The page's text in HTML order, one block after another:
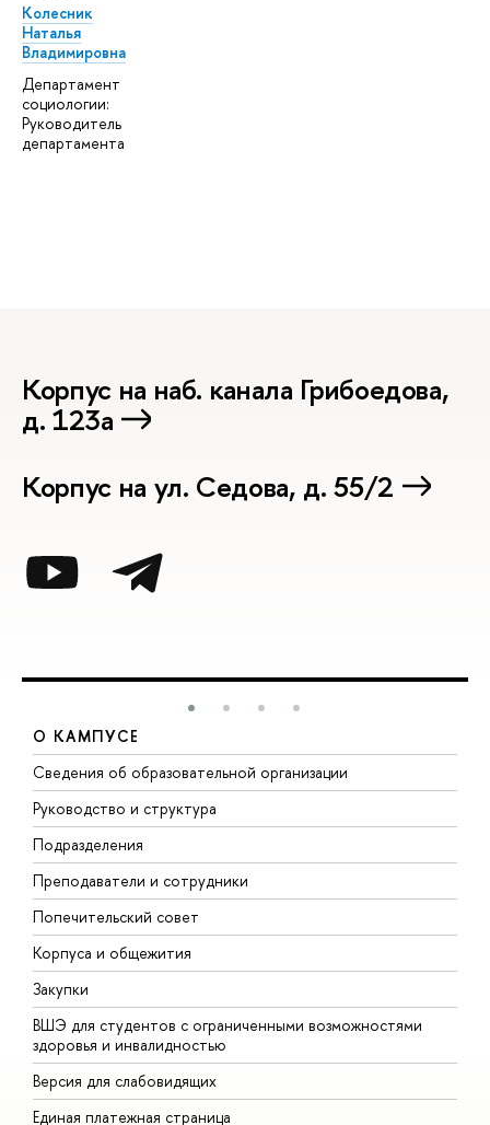
Колесник
Наталья
Владимировна
Департамент
социологии:
Руководитель
департамента
Корпус на наб. канала Грибоедова,
д. 123а
Корпус на ул. Седова, д. 55/2
О КАМПУСЕ
Сведения об образовательной организации
Руководство и структура
Подразделения
Преподаватели и сотрудники
Попечительский совет
Корпуса и общежития
Закупки
ВШЭ для студентов с ограниченными возможностями
здоровья и инвалидностью
Версия для слабовидящих
Единая платежная страница